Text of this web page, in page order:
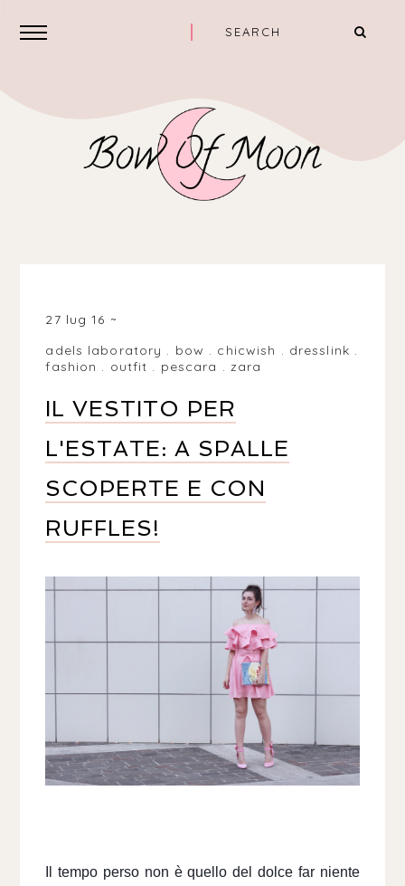
27 lug 16
adels laboratory . bow . chicwish . dresslink .
fashion . outfit . pescara . zara
IL VESTITO PER
L'ESTATE: A SPALLE
SCOPERTE E CON
RUFFLES!
Il tempo perso non è quello del dolce far niente